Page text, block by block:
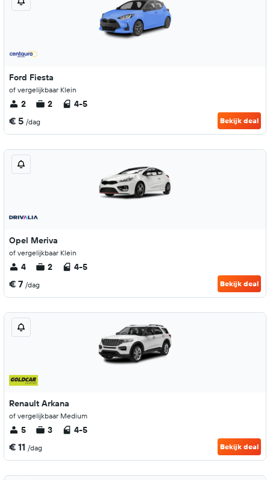
Ford Fiesta
of vergelijkbaar Klein
2 2 4-5
€ 5 /dag Bekijk deal
Opel Meriva
of vergelijkbaar Klein
4 2 4-5
€ 7 /dag Bekijk deal
Renault Arkana
of vergelijkbaar Medium
5 3 4-5
€ 11 /dag Bekijk deal